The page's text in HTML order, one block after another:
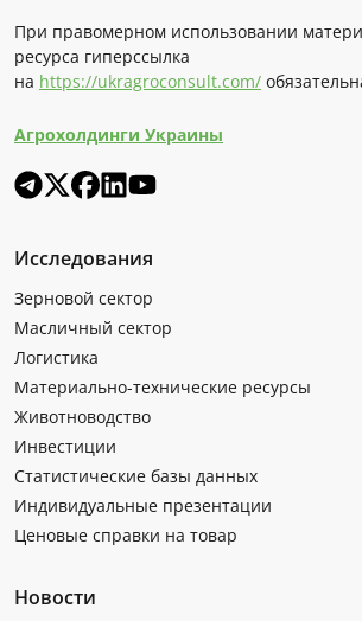
При правомерном использовании
ресурса гиперссылка
на https://ukragroconsult.com/
Агрохолдинги Украины
Исследования
Зерновой сектор
Масличный сектор
Логистика
Материально-технические ресурсы
Животноводство
Инвестиции
Статистические базы данных
Индивидуальные презентации
Ценовые справки на товар
Новости